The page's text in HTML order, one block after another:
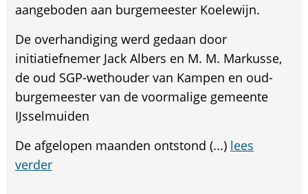
aangeboden aan burgemeester Koelewijn.
De overhandiging werd gedaan door
initiatiefnemer Jack Albers en M. M. Markusse,
de oud SGP-wethouder van Kampen en oud-
burgemeester van de voormalige gemeente
IJsselmuiden
De afgelopen maanden ontstond (...) lees
verder